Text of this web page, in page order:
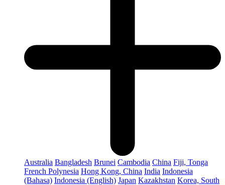
Australia Bangladesh Brunei Cambodia China Fiji, Tonga
French Polynesia Hong Kong, China India Indonesia
(Bahasa) Indonesia (English) Japan Kazakhstan Korea, South